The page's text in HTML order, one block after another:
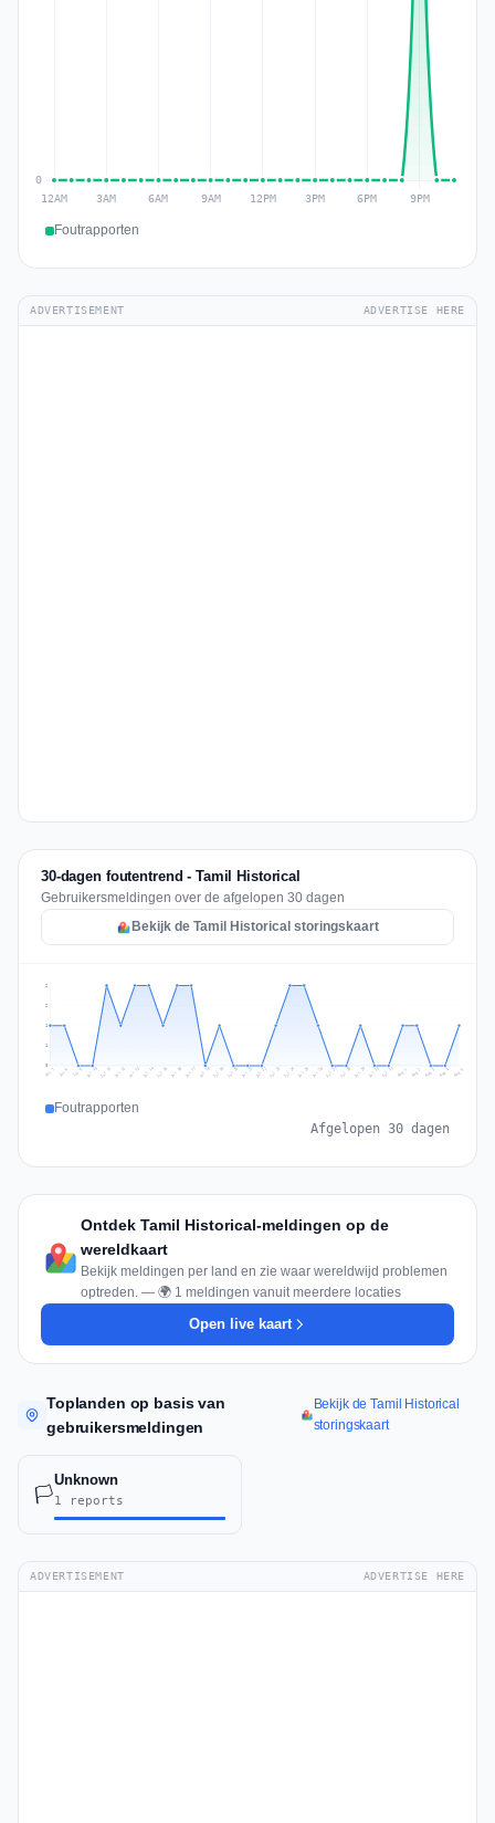
Foutrapporten
ADVERTISEMENT ADVERTISE HERE
30-dagen foutentrend - Tamil Historical
Gebruikersmeldingen over de afgelopen 30 dagen
Bekijk de Tamil Historical storingskaart
1
1
2
2
Jul 7 Jul 8 Jul 9 Jul 10 Jul 11 Jul 12 Jul 13 Jul 14 Jul 15 Jul 16 Jul 17 Jul 18 Jul 19 Jul 20 Jul 21 Jul 22 Jul 23 Jul 24 Jul 25 Jul 26 Jul 27 Jul 28 Jul 29 Jul 30 Jul 31 Aug 1 Aug 2 Aug 3 Aug 4 Aug 5
Foutrapporten
Afgelopen 30 dagen
Ontdek Tamil Historical-meldingen op de
wereldkaart
Bekijk meldingen per land en zie waar wereldwijd problemen
optreden. — 🌍 1 meldingen vanuit meerdere locaties
Open live kaart
Toplanden op basis van
gebruikersmeldingen
Bekijk de Tamil Historical
storingskaart
🏳️
Unknown
1 reports
ADVERTISEMENT ADVERTISE HERE